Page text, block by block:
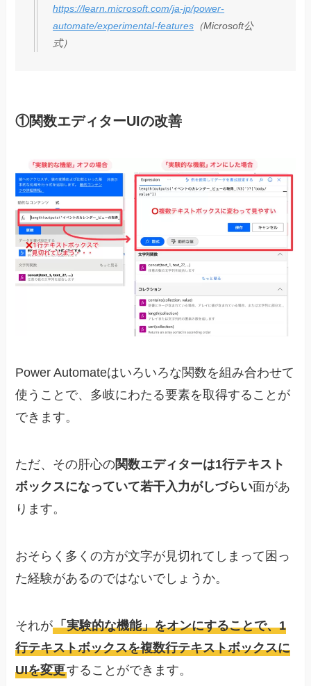
https://learn.microsoft.com/ja-jp/power-
automate/experimental-features （Microsoft公
式）
①関数エディターUIの改善
Power Automateはいろいろな関数を組み合わせて
使うことで、多岐にわたる要素を取得することが
できます。
ただ、その肝心の関数エディターは1行テキスト
ボックスになっていて若干入力がしづらい面があ
ります。
おそらく多くの方が文字が見切れてしまって困っ
た経験があるのではないでしょうか。
それが「実験的な機能」をオンにすることで、1
行テキストボックスを複数行テキストボックスに
UIを変更することができます。